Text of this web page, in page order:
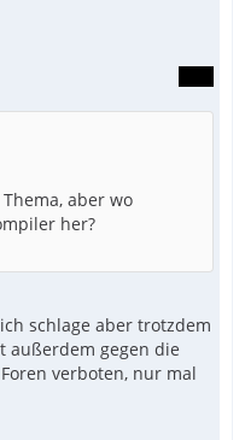
aber wo
her?
schlage aber trotzdem
außerdem gegen die
verboten, nur mal